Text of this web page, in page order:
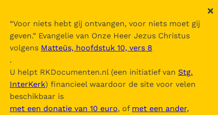
“Voor niets hebt gij ontvangen, voor niets moet gij
geven.” Evangelie van Onze Heer Jezus Christus
volgens Matteüs, hoofdstuk 10, vers 8
.
U helpt RKDocumenten.nl (een initiatief van Stg.
InterKerk) financieel waardoor de site voor velen
beschikbaar is
met een donatie van 10 euro, of met een ander,
Codex van het Canoniek Recht
Inhoudsopgave
uitklappen